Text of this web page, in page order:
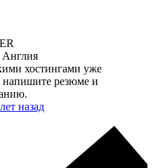
Англия
хостингами уже
напишите резюме и
назад